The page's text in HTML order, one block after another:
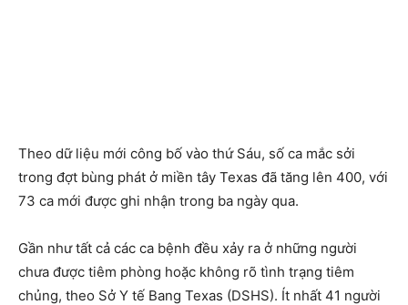
Theo dữ liệu mới công bố vào thứ Sáu, số ca mắc sởi
trong đợt bùng phát ở miền tây Texas đã tăng lên 400, với
73 ca mới được ghi nhận trong ba ngày qua.
Gần như tất cả các ca bệnh đều xảy ra ở những người
chưa được tiêm phòng hoặc không rõ tình trạng tiêm
chủng, theo Sở Y tế Bang Texas (DSHS). Ít nhất 41 người